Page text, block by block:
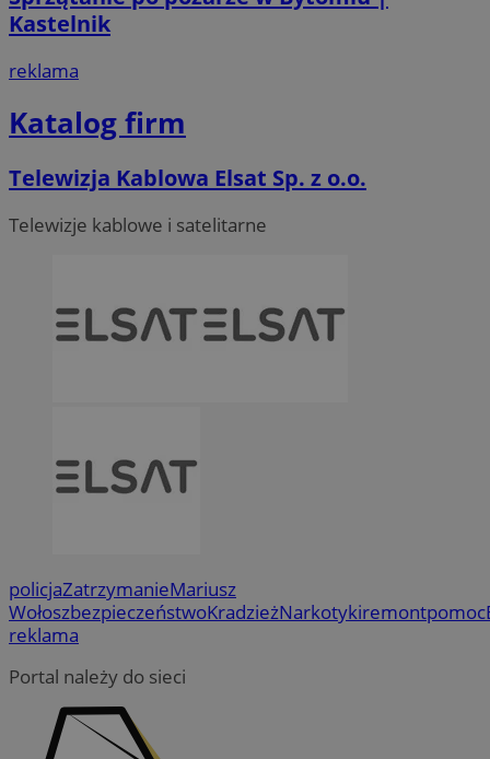
Kastelnik
reklama
Katalog firm
Telewizja Kablowa Elsat Sp. z o.o.
Telewizje kablowe i satelitarne
policjaZatrzymanieMariusz
WołoszbezpieczeństwoKradzieżNarkotykiremontpomoc
reklama
Portal należy do sieci